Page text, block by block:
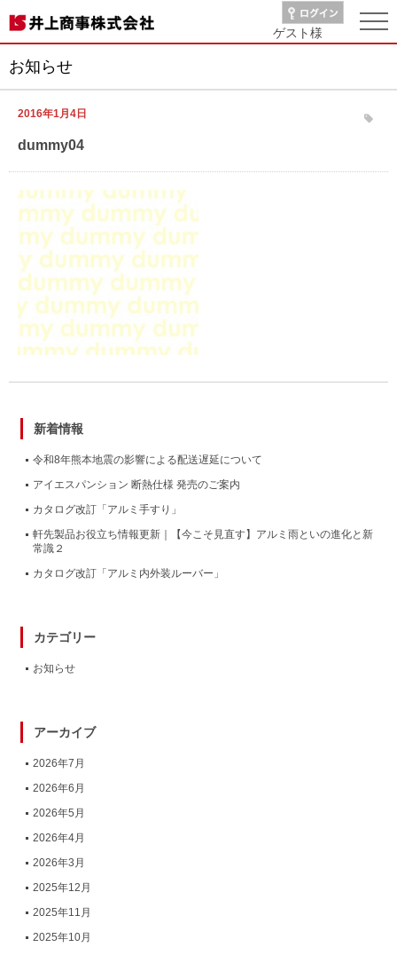
ゲスト様
お知らせ
2016年1月4日
dummy04
新着情報
令和8年熊本地震の影響による配送遅延について
アイエスパンション 断熱仕様 発売のご案内
カタログ改訂「アルミ手すり」
軒先製品お役立ち情報更新｜【今こそ見直す】アルミ雨といの進化と新
常識２
カタログ改訂「アルミ内外装ルーバー」
カテゴリー
お知らせ
アーカイブ
2026年7月
2026年6月
2026年5月
2026年4月
2026年3月
2025年12月
2025年11月
2025年10月